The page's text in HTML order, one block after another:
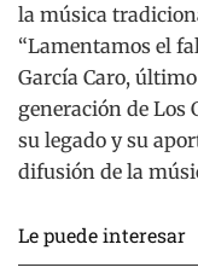
la música
“Lamentamos el
García Caro,
generación de Los
su legado y su
difusión de la
Le puede interesar